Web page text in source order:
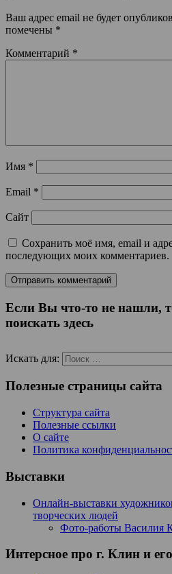
Ваш адрес email не будет
помечены *
Комментарий *
Имя *
Email *
Сайт
Сохранить моё имя, email и
последующих моих комментариев.
Если Вы что-то не нашли,
поискать здесь
Искать для:
Полезные страницы сайта
Структура сайта
Полезные ссылки
О сайте
Политика
Выставки
Онлайн-выставки
творческих людей
Фото-работы Василия
Интерсное про г. Клин и